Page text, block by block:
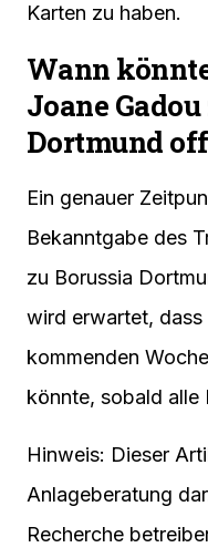
Karten zu haben.
Wann
Joane
Dortmund
Ein genauer
Bekanntgabe des
zu Borussia
wird erwartet, dass
kommenden
könnte, sobald alle
Hinweis: Dieser
Anlageberatung
Recherche